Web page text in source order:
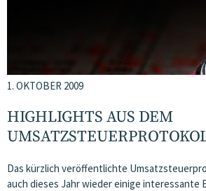
1. OKTOBER 2009
HIGHLIGHTS AUS DEM
Das kürzlich veröffentlichte
auch dieses Jahr wieder einige interessante